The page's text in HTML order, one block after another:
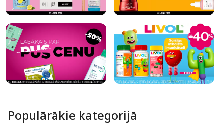
Populārākie kategorijā